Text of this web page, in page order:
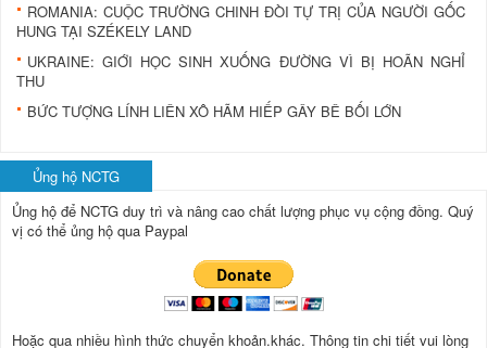
ROMANIA: CUỘC TRƯỜNG CHINH ĐÒI TỰ TRỊ CỦA NGƯỜI GỐC
HUNG TẠI SZÉKELY LAND
UKRAINE: GIỚI HỌC SINH XUỐNG ĐƯỜNG VÌ BỊ HOÃN NGHỈ
THU
BỨC TƯỢNG LÍNH LIÊN XÔ HÃM HIẾP GÂY BÊ BỐI LỚN
Ủng hộ NCTG
Ủng hộ để NCTG duy trì và nâng cao chất lượng phục vụ cộng đồng. Quý
vị có thể ủng hộ qua Paypal
Hoặc qua nhiều hình thức chuyển khoản.khác. Thông tin chi tiết vui lòng